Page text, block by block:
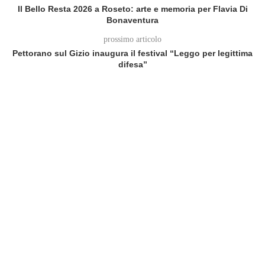
Il Bello Resta 2026 a Roseto: arte e memoria per Flavia Di
Bonaventura
prossimo articolo
Pettorano sul Gizio inaugura il festival “Leggo per legittima
difesa”